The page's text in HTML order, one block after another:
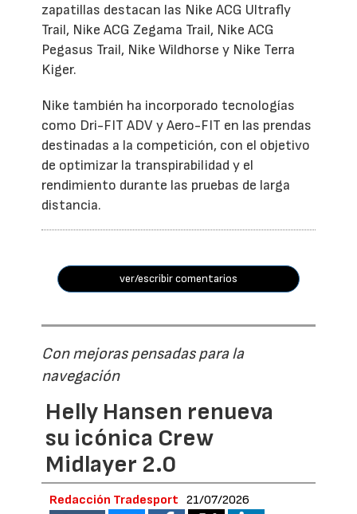
zapatillas destacan las Nike ACG Ultrafly
Trail, Nike ACG Zegama Trail, Nike ACG
Pegasus Trail, Nike Wildhorse y Nike Terra
Kiger.
Nike también ha incorporado tecnologías
como Dri-FIT ADV y Aero-FIT en las prendas
destinadas a la competición, con el objetivo
de optimizar la transpirabilidad y el
rendimiento durante las pruebas de larga
distancia.
ver/escribir comentarios
Con mejoras pensadas para la
navegación
Helly Hansen renueva
su icónica Crew
Midlayer 2.0
Redacción Tradesport 21/07/2026